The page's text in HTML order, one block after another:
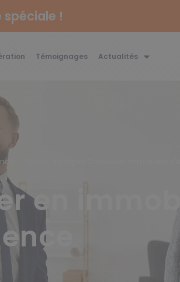
spéciale !
Témoignages
Actualités
Offres d’emploi Conseiller immobilier
en